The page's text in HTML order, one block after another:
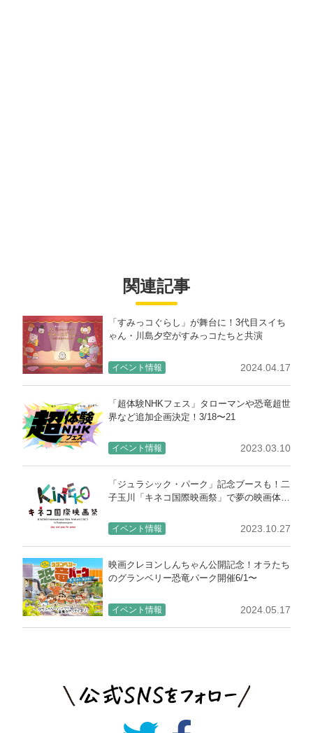
関連記事
イベント情報 2024.04.17
「すみっコぐらし」が舞台に！3代目スイち
ゃん・川島夕空がすみっコたちと共演
イベント情報 2023.03.10
「超体験NHKフェス」タローマンや恐竜超世
界など追加企画決定！3/18〜21
イベント情報 2023.10.27
「ジュラシック・パーク」記念ブースも！二
子玉川「キネコ国際映画祭」で夢の映画体験
イベント情報 2024.05.17
映画クレヨンしんちゃん公開記念！オラたち
のグランベリー恐竜パーク開催6/1〜